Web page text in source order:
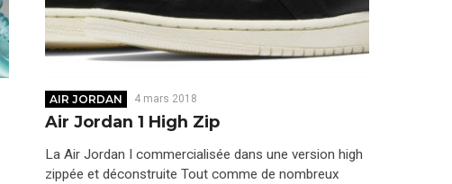
AIR JORDAN 4 mars 2018
Air Jordan 1 High Zip
La Air Jordan I commercialisée dans une version high
zippée et déconstruite Tout comme de nombreux